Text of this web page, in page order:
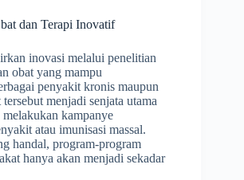
dan Terapi Inovatif
inovasi melalui penelitian
obat yang mampu
penyakit kronis maupun
menjadi senjata utama
kampanye
atau imunisasi massal.
handal, program-program
hanya akan menjadi sekadar